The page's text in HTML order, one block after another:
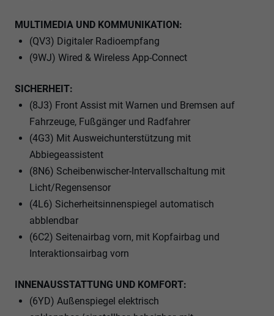
MULTIMEDIA UND KOMMUNIKATION:
(QV3) Digitaler Radioempfang
(9WJ) Wired & Wireless App-Connect
SICHERHEIT:
(8J3) Front Assist mit Warnen und Bremsen auf
Fahrzeuge, Fußgänger und Radfahrer
(4G3) Mit Ausweichunterstützung mit
Abbiegeassistent
(8N6) Scheibenwischer-Intervallschaltung mit
Licht/Regensensor
(4L6) Sicherheitsinnenspiegel automatisch
abblendbar
(6C2) Seitenairbag vorn, mit Kopfairbag und
Interaktionsairbag vorn
INNENAUSSTATTUNG UND KOMFORT:
(6YD) Außenspiegel elektrisch